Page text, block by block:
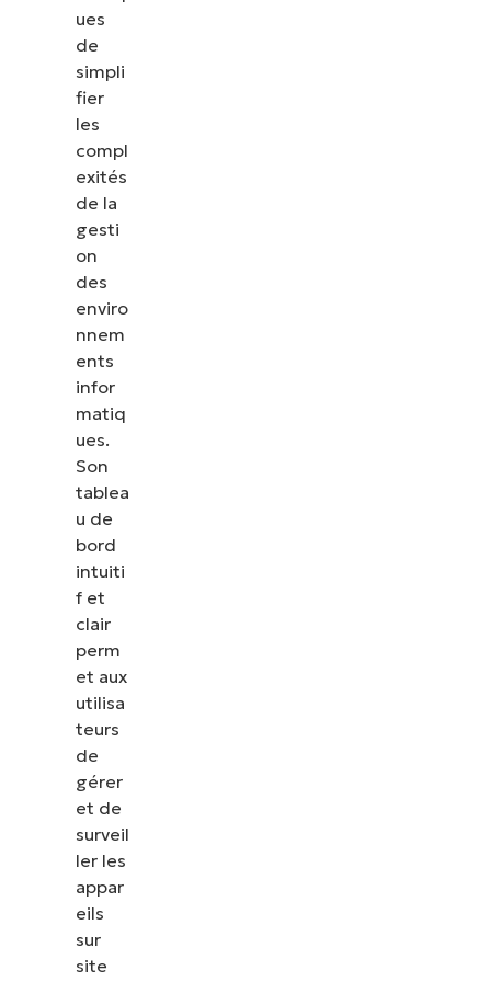
ues
de
simpli
fier
les
compl
exités
de la
gesti
on
des
enviro
nnem
ents
infor
matiq
ues.
Son
tablea
u de
bord
intuiti
f et
clair
perm
et aux
utilisa
teurs
de
gérer
et de
surveil
ler les
appar
eils
sur
site